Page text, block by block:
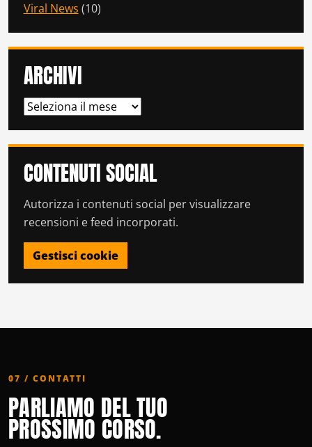
Viral News (10)
ARCHIVI
ARCHIVI
CONTENUTI SOCIAL
Autorizza i contenuti social per visualizzare
recensioni e feed incorporati.
Gestisci cookie
07 / CONTATTI
PARLIAMO DEL TUO
PROSSIMO CORSO.